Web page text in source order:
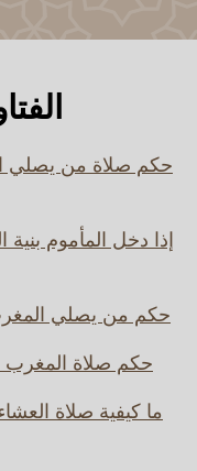
حكم صلاة من يصلي
إذا دخل المأموم
حكم من يصلي
حكم صلاة المغرب
ما كيفية صلاة